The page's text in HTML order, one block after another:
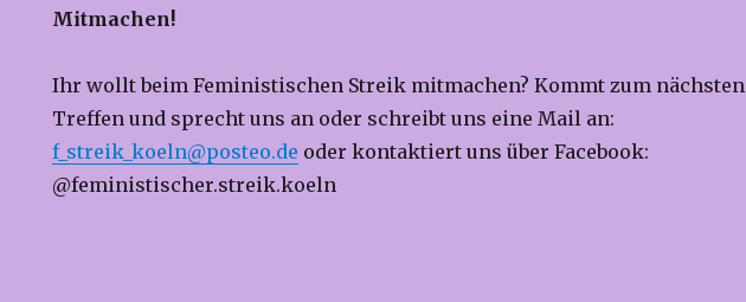
Mitmachen!
Ihr wollt beim Feministischen Streik mitmachen? Kommt zum nächsten
Treffen und sprecht uns an oder schreibt uns eine Mail an:
f_streik_koeln@posteo.de oder kontaktiert uns über Facebook:
@feministischer.streik.koeln